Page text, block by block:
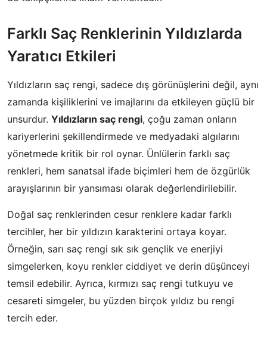
Farklı Saç Renklerinin Yıldızlarda
Yaratıcı Etkileri
Yıldızların saç rengi, sadece dış görünüşlerini değil, aynı
zamanda kişiliklerini ve imajlarını da etkileyen güçlü bir
unsurdur. Yıldızların saç rengi, çoğu zaman onların
kariyerlerini şekillendirmede ve medyadaki algılarını
yönetmede kritik bir rol oynar. Ünlülerin farklı saç
renkleri, hem sanatsal ifade biçimleri hem de özgürlük
arayışlarının bir yansıması olarak değerlendirilebilir.
Doğal saç renklerinden cesur renklere kadar farklı
tercihler, her bir yıldızın karakterini ortaya koyar.
Örneğin, sarı saç rengi sık sık gençlik ve enerjiyi
simgelerken, koyu renkler ciddiyet ve derin düşünceyi
temsil edebilir. Ayrıca, kırmızı saç rengi tutkuyu ve
cesareti simgeler, bu yüzden birçok yıldız bu rengi
tercih eder.